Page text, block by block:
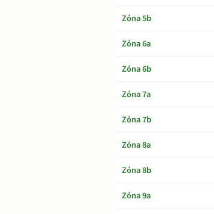
Zóna 5b
Zóna 6a
Zóna 6b
Zóna 7a
Zóna 7b
Zóna 8a
Zóna 8b
Zóna 9a